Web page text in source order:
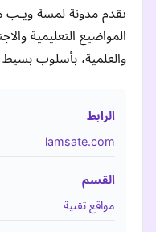
تقدم مدونة لمسة ويـب
المواضيع التعليمية
والعلمية، بأسلوب
الرابط
lamsate.com
القسم
مواقع تقنية